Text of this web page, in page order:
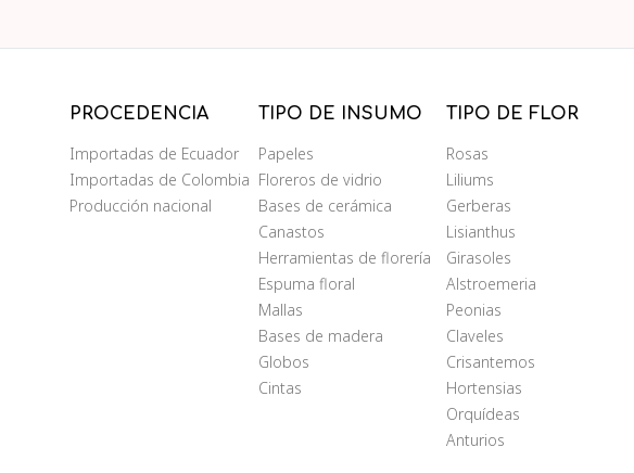
PROCEDENCIA
Importadas de Ecuador
Importadas de Colombia
Producción nacional
TIPO DE INSUMO
Papeles
Floreros de vidrio
Bases de cerámica
Canastos
Herramientas de florería
Espuma floral
Mallas
Bases de madera
Globos
Cintas
TIPO DE FLOR
Rosas
Liliums
Gerberas
Lisianthus
Girasoles
Alstroemeria
Peonias
Claveles
Crisantemos
Hortensias
Orquídeas
Anturios